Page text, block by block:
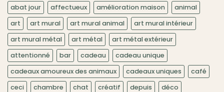
abat jour affectueux amélioration maison
animal
art
art mural art mural animal
art mural intérieur
art mural métal
art métal
art métal extérieur
attentionné
bar cadeau
cadeau unique
cadeaux amoureux des animaux
cadeaux uniques
café
ceci
chambre chat créatif depuis
déco